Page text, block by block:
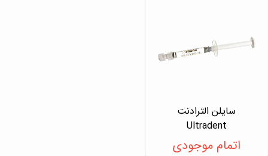
سایلن الترادنت
Ultradent
اتمام موجودی